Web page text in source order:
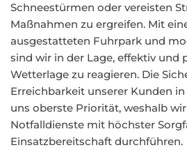
Schneestürmen oder vereisten
Maßnahmen zu ergreifen. Mit
ausgestatteten Fuhrpark und
sind wir in der Lage, effektiv und
Wetterlage zu reagieren. Die
Erreichbarkeit unserer Kunden
uns oberste Priorität, weshalb
Notfalldienste mit höchster
Einsatzbereitschaft durchführen.